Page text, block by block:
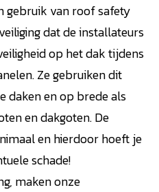
gebruik van roof safety
dat de installateurs
op het dak tijdens
Ze gebruiken dit
daken en op brede als
en dakgoten. De
en hierdoor hoeft je
schade!
maken onze